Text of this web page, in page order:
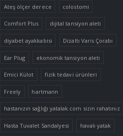
Ateş ölçer derece colostomi
Comfort Plus dijital tansiyon aleti
diyabet ayakkabisi Dizaltı Varis Çorabı
Ear Plug ekonomik tansiyon aleti
Emici Külot fizik tedavi ürünleri
Freely hartmann
hastanızın sağlığı yatalak.com sizin rahatınız
Hasta Tuvalet Sandalyesi havalı yatak